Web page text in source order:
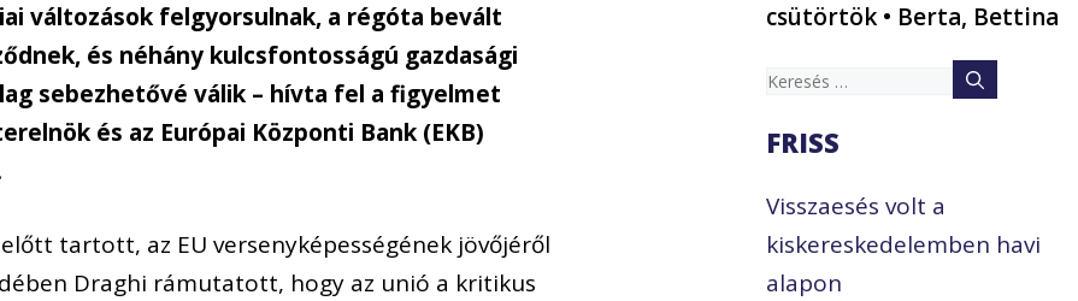
változások felgyorsulnak, a régóta bevált
és néhány kulcsfontosságú gazdasági
sebezhetővé válik – hívta fel a figyelmet
és az Európai Központi Bank (EKB)
tartott, az EU versenyképességének jövőjéről
Draghi rámutatott, hogy az unió a kritikus
csütörtök • Berta, Bettina
Keresés:
FRISS
Visszaesés volt a
kiskereskedelemben havi
alapon